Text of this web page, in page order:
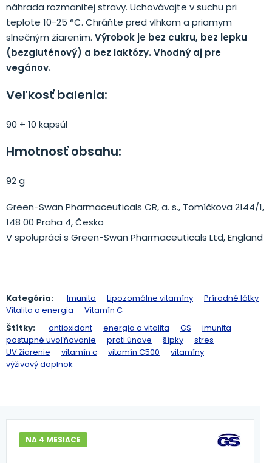
náhrada rozmanitej stravy. Uchovávajte v suchu pri
teplote 10-25 °C. Chráňte pred vlhkom a priamym
slnečným žiarením. Výrobok je bez cukru, bez lepku
(bezgluténový) a bez laktózy.Vhodný aj pre
vegánov.
Veľkosť balenia:
90 + 10 kapsúl
Hmotnosť obsahu:
92 g
Green-Swan Pharmaceuticals CR, a. s., Tomíčkova 2144/1,
148 00 Praha 4, Česko
V spolupráci s Green-Swan Pharmaceuticals Ltd, England
Kategória: Imunita Lipozomálne vitamíny
Prírodné látky
Vitalita a energia
Vitamín C
Štítky:
antioxidant energia a vitalita GS
imunita
postupné uvoľňovanie
proti únave šípky
stres
UV žiarenie
vitamín c vitamín C500
vitamíny
výživový doplnok
NA 4 MESIACE